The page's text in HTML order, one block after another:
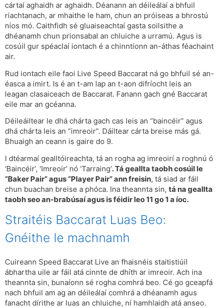
cártaí aghaidh ar aghaidh. Déanann an déileálaí a bhfuil
riachtanach, ar mhaithe le ham, chun an próiseas a bhrostú
níos mó. Caithfidh sé gluaiseachtaí gasta soilsithe a
dhéanamh chun prionsabal an chluiche a urramú. Agus is
cosúil gur spéaclaí iontach é a chinntíonn an-áthas féachaint
air.
Rud iontach eile faoi Live Speed Baccarat ná go bhfuil sé an-
éasca a imirt. Is é an t-am lap an t-aon difríocht leis an
leagan clasaiceach de Baccarat. Fanann gach gné Baccarat
eile mar an gcéanna.
Déileáiltear le dhá chárta gach cas leis an “baincéir” agus
dhá chárta leis an “imreoir”. Dáiltear cárta breise más gá.
Bhuaigh an ceann is gaire do 9.
I dtéarmaí gealltóireachta, tá an rogha ag imreoirí a roghnú ó
‘Baincéir’, ‘Imreoir’ nó ‘Tarraing’. Tá geallta taobh cosúil le
“Baker Pair” agus “Player Pair” ann freisin, tá siad ar fáil
chun buachan breise a phóca. Ina theannta sin, tá na geallta
taobh seo an-brabúsaí agus is féidir leo 11 go 1 a íoc.
Straitéis Baccarat Luas Beo:
Gnéithe le machnamh
Cuireann Speed Baccarat Live an fhaisnéis staitistiúil
ábhartha uile ar fáil atá cinnte de dhíth ar imreoir. Ach ina
theannta sin, bunaíonn sé rogha comhrá beo. Cé go gceapfá
nach bhfuil am ag an déileálaí comhrá a dhéanamh agus
fanacht dírithe ar luas an chluiche, ní hamhlaidh atá anseo.